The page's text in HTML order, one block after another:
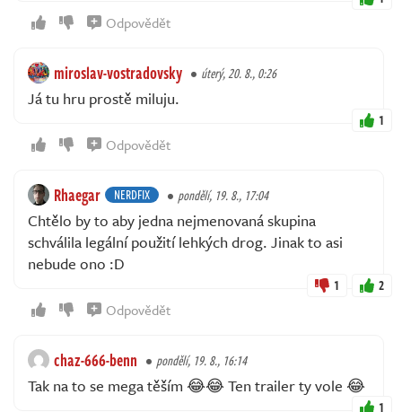
Odpovědět
miroslav-vostradovsky úterý, 20. 8., 0:26
Já tu hru prostě miluju.
1
Odpovědět
Rhaegar NERDFIX pondělí, 19. 8., 17:04
Chtělo by to aby jedna nejmenovaná skupina
schválila legální použití lehkých drog. Jinak to asi
nebude ono :D
1 2
Odpovědět
chaz-666-benn pondělí, 19. 8., 16:14
Tak na to se mega těším 😂😂 Ten trailer ty vole 😂
1